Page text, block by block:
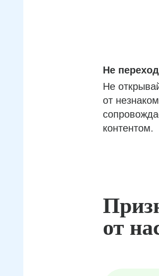
Не
Не
от
контентом.
от